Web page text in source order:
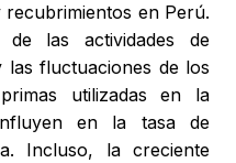
en Perú.
de las actividades de
las fluctuaciones de los
utilizadas en la
en la tasa de
Incluso, la creciente